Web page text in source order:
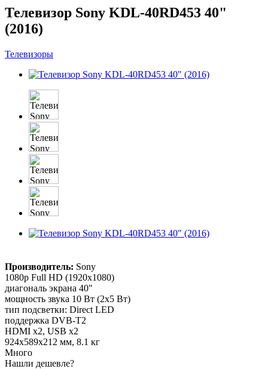
Телевизор Sony KDL-40RD453 40"
(2016)
Телевизоры
Производитель: Sony
1080p Full HD (1920x1080)
диагональ экрана 40"
мощность звука 10 Вт (2x5 Вт)
тип подсветки: Direct LED
поддержка DVB-T2
HDMI x2, USB x2
924x589x212 мм, 8.1 кг
Много
Нашли дешевле?